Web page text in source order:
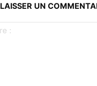
LAISSER UN